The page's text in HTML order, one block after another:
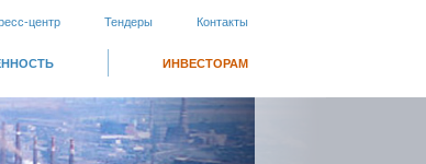
центр Тендеры Контакты
ИНВЕСТОРАМ